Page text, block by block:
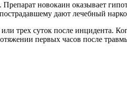
новокаин оказывает
дают лечебный
трех суток после инцидента.
первых часов после